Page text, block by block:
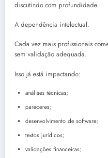
discutindo com profundidade.
A dependência intelectual.
Cada vez mais profissionais
sem validação adequada.
Isso já está impactando:
análises técnicas;
pareceres;
desenvolvimento de software;
textos jurídicos;
validações financeiras;